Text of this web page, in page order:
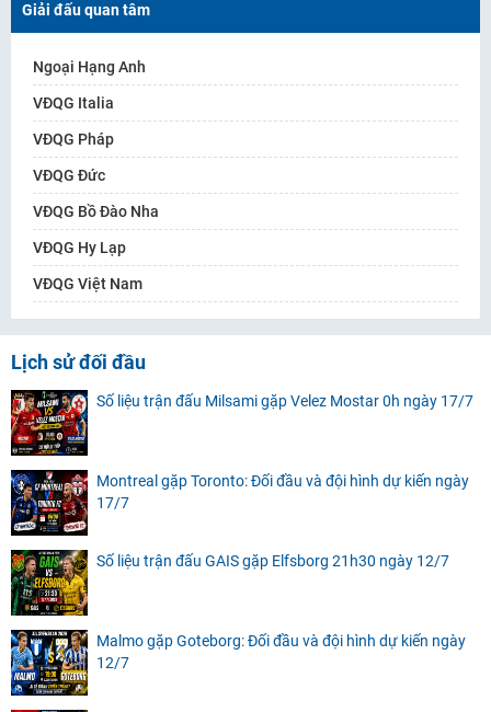
Giải đấu quan tâm
Ngoại Hạng Anh
VĐQG Italia
VĐQG Pháp
VĐQG Đức
VĐQG Bồ Đào Nha
VĐQG Hy Lạp
VĐQG Việt Nam
Lịch sử đối đầu
Số liệu trận đấu Milsami gặp Velez Mostar 0h ngày 17/7
Montreal gặp Toronto: Đối đầu và đội hình dự kiến ngày
17/7
Số liệu trận đấu GAIS gặp Elfsborg 21h30 ngày 12/7
Malmo gặp Goteborg: Đối đầu và đội hình dự kiến ngày
12/7